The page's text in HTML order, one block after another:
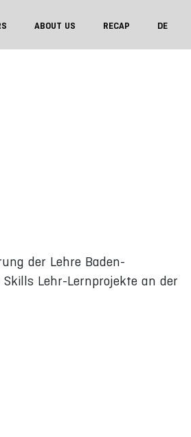
ABOUT US RECAP DE
der Lehre Baden-
Lehr-Lernprojekte an der